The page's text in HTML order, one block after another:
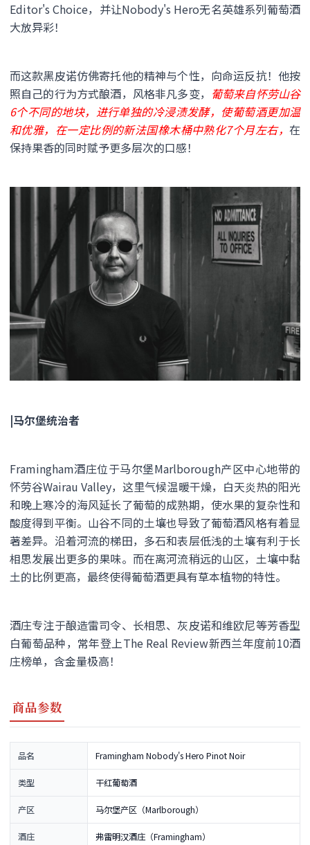
Editor's Choice，并让Nobody's Hero无名英雄系列葡萄酒
大放异彩！
而这款黑皮诺仿佛寄托他的精神与个性，向命运反抗！他按
照自己的行为方式酿酒，风格非凡多变， 葡萄来自怀劳山谷
6个不同的地块，进行单独的冷浸渍发酵，使葡萄酒更加温
和优雅，在一定比例的新法国橡木桶中熟化7个月左右， 在
保持果香的同时赋予更多层次的口感！
|马尔堡统治者
Framingham酒庄位于马尔堡Marlborough产区中心地带的
怀劳谷Wairau Valley，这里气候温暖干燥，白天炎热的阳光
和晚上寒冷的海风延长了葡萄的成熟期，使水果的复杂性和
酸度得到平衡。山谷不同的土壤也导致了葡萄酒风格有着显
著差异。沿着河流的梯田，多石和表层低浅的土壤有利于长
相思发展出更多的果味。而在离河流稍远的山区，土壤中黏
土的比例更高，最终使得葡萄酒更具有草本植物的特性。
酒庄专注于酿造雷司令、长相思、灰皮诺和维欧尼等芳香型
白葡萄品种，常年登上The Real Review新西兰年度前10酒
庄榜单，含金量极高！
商品参数
品名 Framingham Nobody's Hero Pinot Noir
类型 干红葡萄酒
产区 马尔堡产区（Marlborough）
酒庄 弗雷明汉酒庄（Framingham）